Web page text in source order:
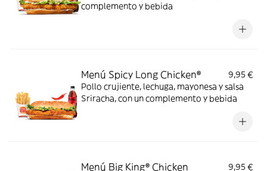
complemento y bebida
Menú Spicy Long Chicken®
9,95 €
Pollo crujiente, lechuga, mayonesa y salsa
Sriracha, con un complemento y bebida
Menú Big King® Chicken
9,95 €